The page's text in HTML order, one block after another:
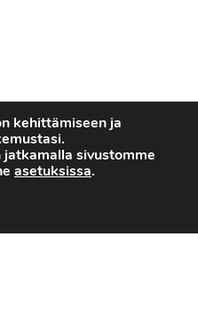
kehittämiseen ja
sivustomme
asetuksissa.